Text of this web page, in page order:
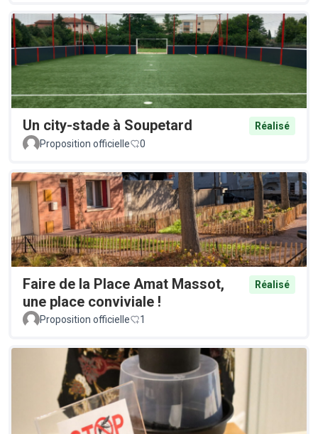
Un city-stade à Soupetard
Réalisé
Proposition officielle
0
Faire de la Place Amat Massot,
une place conviviale !
Réalisé
Proposition officielle 1